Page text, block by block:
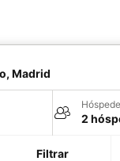
Madrid
2
Filtrar